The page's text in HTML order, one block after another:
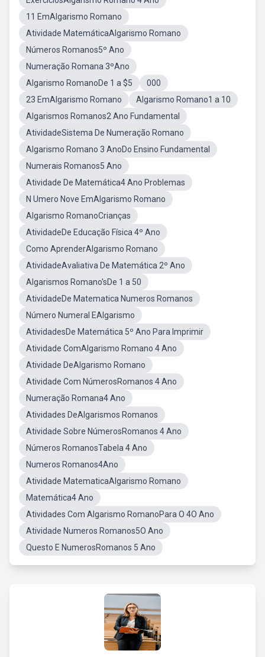
11 EmAlgarismo Romano
Atividade MatemáticaAlgarismo Romano
Números Romanos5º Ano
Numeração Romana 3ºAno
Algarismo RomanoDe 1 a $5
000
23 EmAlgarismo Romano
Algarismo Romano1 a 10
Algarismos Romanos2 Ano Fundamental
AtividadeSistema De Numeração Romano
Algarismo Romano 3 AnoDo Ensino Fundamental
Numerais Romanos5 Ano
Atividade De Matemática4 Ano Problemas
N Umero Nove EmAlgarismo Romano
Algarismo RomanoCrianças
AtividadeDe Educação Física 4º Ano
Como AprenderAlgarismo Romano
AtividadeAvaliativa De Matemática 2º Ano
Algarismos Romano'sDe 1 a 50
AtividadeDe Matematica Numeros Romanos
Número Numeral EAlgarismo
AtividadesDe Matemática 5º Ano Para Imprimir
Atividade ComAlgarismo Romano 4 Ano
Atividade DeAlgarismo Romano
Atividade Com NúmerosRomanos 4 Ano
Numeração Romana4 Ano
Atividades DeAlgarismos Romanos
Atividade Sobre NúmerosRomanos 4 Ano
Números RomanosTabela 4 Ano
Numeros Romanos4Ano
Atividade MatematicaAlgarismo Romano
Matemática4 Ano
Atividades Com Algarismo RomanoPara O 4O Ano
Atividade Numeros Romanos5O Ano
Questo E NumerosRomanos 5 Ano